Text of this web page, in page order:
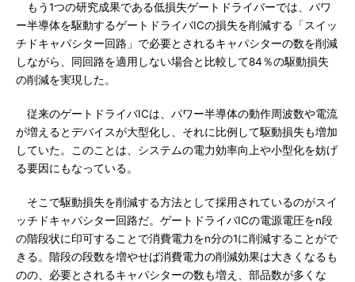
もう1つの研究成果である低損失ゲートドライバーでは、パワ
ー半導体を駆動するゲートドライバICの損失を削減する「スイッ
チドキャパシター回路」で必要とされるキャパシターの数を削減
しながら、同回路を適用しない場合と比較して84％の駆動損失
の削減を実現した。
従来のゲートドライバICは、パワー半導体の動作周波数や電流
が増えるとデバイスが大型化し、それに比例して駆動損失も増加
していた。このことは、システムの電力効率向上や小型化を妨げ
る要因にもなっている。
そこで駆動損失を削減する方法として採用されているのがスイ
ッチドキャパシター回路だ。ゲートドライバICの電源電圧をn段
の階段状に印可することで消費電力をn分の1に削減することがで
きる。階段の段数を増やせば消費電力の削減効果は大きくなるも
のの、必要とされるキャパシターの数も増え、部品数が多くな